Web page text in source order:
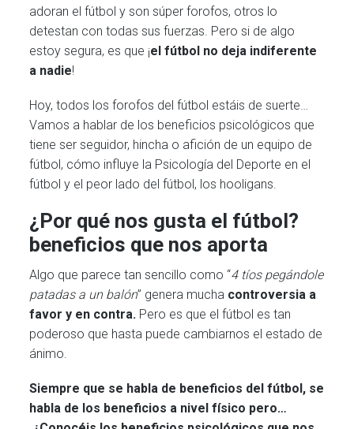
adoran el fútbol y son súper forofos, otros lo
detestan con todas sus fuerzas. Pero si de algo
estoy segura, es que ¡el fútbol no deja indiferente
a nadie!
Hoy, todos los forofos del fútbol estáis de suerte…
Vamos a hablar de los beneficios psicológicos que
tiene ser seguidor, hincha o afición de un equipo de
fútbol, cómo influye la Psicología del Deporte en el
fútbol y el peor lado del fútbol, los hooligans.
¿Por qué nos gusta el fútbol?
beneficios que nos aporta
Algo que parece tan sencillo como “4 tíos pegándole
patadas a un balón” genera mucha controversia a
favor y en contra. Pero es que el fútbol es tan
poderoso que hasta puede cambiarnos el estado de
ánimo.
Siempre que se habla de beneficios del fútbol, se
habla de los beneficios a nivel físico pero…